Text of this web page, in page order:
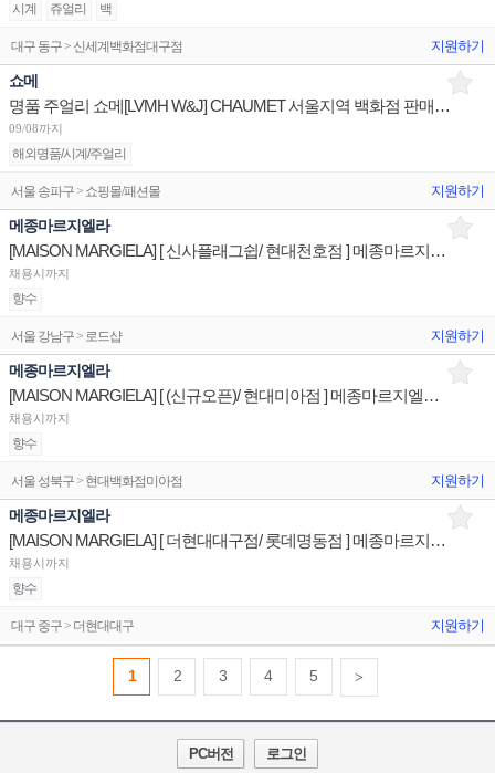
시계 쥬얼리 백
대구 동구 > 신세계백화점대구점 지원하기
쇼메
명품 주얼리 쇼메[LVMH W&J] CHAUMET 서울지역 백화점 판매사원 채용
09/08까지
해외명품/시계/주얼리
서울 송파구 > 쇼핑몰/패션몰 지원하기
메종마르지엘라
[MAISON MARGIELA] [ 신사플래그쉽/ 현대천호점 ] 메종마르지엘라 상품/진열/지원 판매직원
채용시까지
향수
서울 강남구 > 로드샵 지원하기
메종마르지엘라
[MAISON MARGIELA] [ (신규오픈)/ 현대미아점 ] 메종마르지엘라 상품/진열/지원 판매직원
채용시까지
향수
서울 성북구 > 현대백화점미아점 지원하기
메종마르지엘라
[MAISON MARGIELA] [ 더현대대구점/ 롯데명동점 ] 메종마르지엘라 상품/진열/지원 판매직원
채용시까지
향수
대구 중구 > 더현대대구 지원하기
1 2 3 4 5 >
PC버전 로그인